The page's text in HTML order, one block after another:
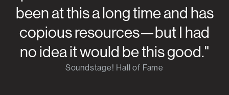
been at this a long time and has
copious resources—but I had
no idea it would be this good."
Soundstage! Hall of Fame